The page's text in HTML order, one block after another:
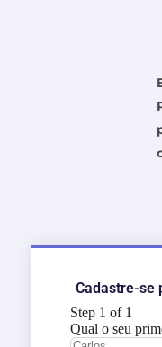
Cadastre-se